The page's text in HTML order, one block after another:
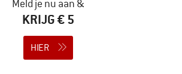
Meld je nu aan &
KRIJG € 5
HIER